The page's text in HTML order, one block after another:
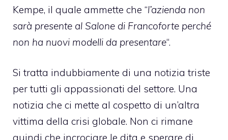
Kempe, il quale ammette che “l’azienda non
sarà presente al Salone di Francoforte perché
non ha nuovi modelli da presentare“.
Si tratta indubbiamente di una notizia triste
per tutti gli appassionati del settore. Una
notizia che ci mette al cospetto di un’altra
vittima della crisi globale. Non ci rimane
quindi che incrociare le dita e sperare di